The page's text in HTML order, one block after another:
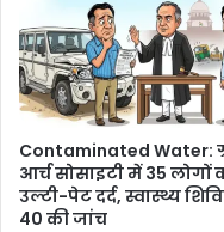
Contaminated Water:
आर्च सोसाइटी में 35 लोगों
उल्टी-पेट दर्द, स्वास्थ्य
40 की जांच